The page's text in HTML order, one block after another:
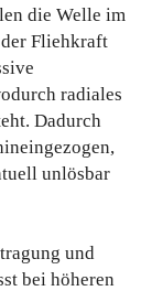
die Welle im
Fliehkraft
radiales
Dadurch
unlösbar
und
bei höheren